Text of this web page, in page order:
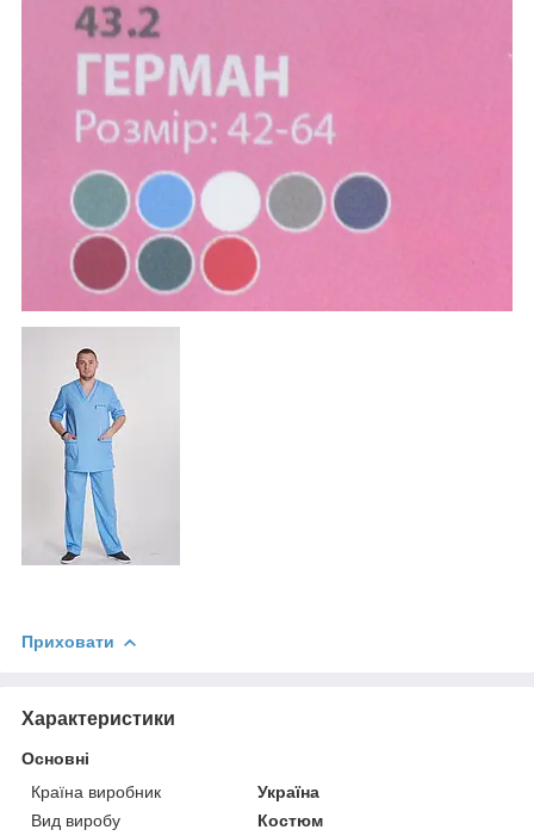
Приховати
Характеристики
Основні
Країна виробник
Україна
Вид виробу
Костюм